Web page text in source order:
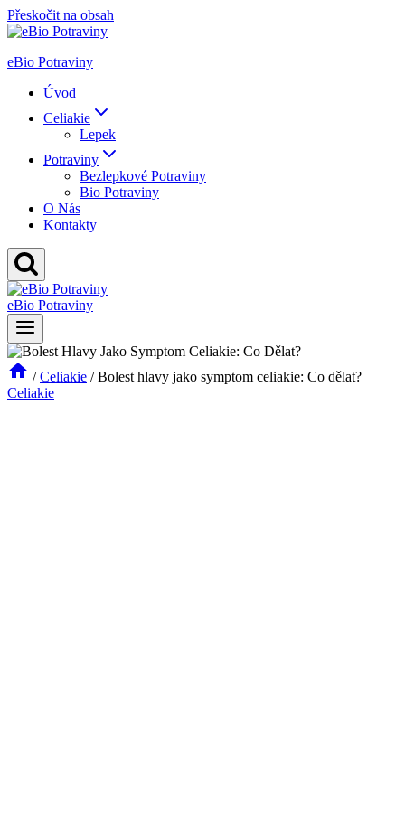
Přeskočit na obsah
eBio Potraviny
Úvod
Celiakie
Lepek
Potraviny
Bezlepkové Potraviny
Bio Potraviny
O Nás
Kontakty
eBio Potraviny
/ Celiakie / Bolest hlavy jako symptom celiakie: Co dělat?
Celiakie